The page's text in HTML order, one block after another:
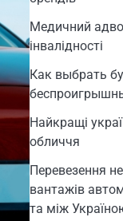
Медичний
інвалідності
Как выбрать
Найкращі
обличчя
Перевезення
вантажів
та між